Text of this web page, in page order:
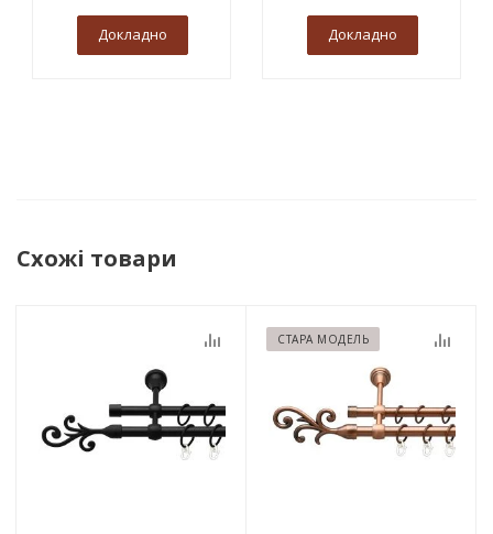
Докладно Докладно
Схожі товари
СТАРА МОДЕЛЬ